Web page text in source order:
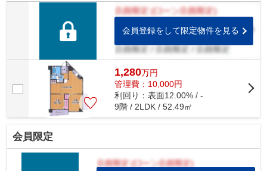
力的な住環境のマンションです。徒歩9...
会員登録をして限定物件を見る
1,280万円
管理費：10,000円
利回り：表面12.00% / -
9階 / 2LDK / 52.49㎡
会員限定